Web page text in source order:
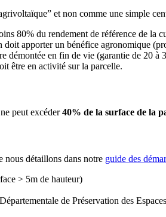
et non comme une simple
80% du rendement de référence de la
doit apporter un bénéfice agronomique
démontée en fin de vie (garantie de 20 à
être en activité sur la parcelle.
peut excéder40% de la surface de la
nous détaillons dans notre guide des
> 5m de hauteur)
de Préservation des